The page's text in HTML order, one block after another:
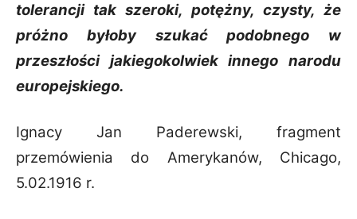
tolerancji tak szeroki, potężny, czysty, że
próżno byłoby szukać podobnego w
przeszłości jakiegokolwiek innego narodu
europejskiego.
Ignacy Jan Paderewski, fragment
przemówienia do Amerykanów, Chicago,
5.02.1916 r.